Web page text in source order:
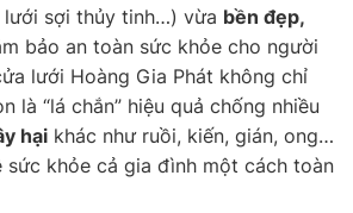
lưới sợi thủy tinh…) vừa bền đẹp,
bảo an toàn sức khỏe cho người
lưới Hoàng Gia Phát không chỉ
là “lá chắn” hiệu quả chống nhiều
hại khác như ruồi, kiến, gián, ong…
sức khỏe cả gia đình một cách toàn